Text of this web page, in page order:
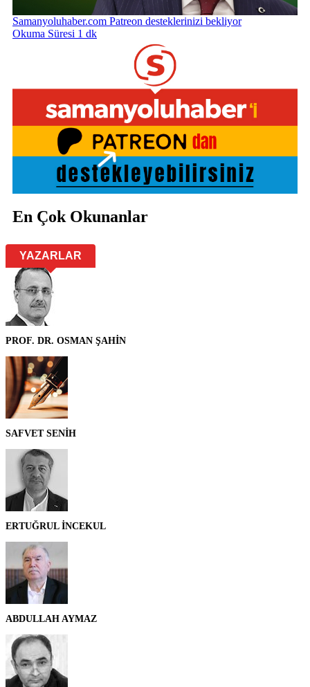
Samanyoluhaber.com Patreon desteklerinizi bekliyor
Okuma Süresi 1 dk
En Çok Okunanlar
YAZARLAR
PROF. DR. OSMAN ŞAHİN
SAFVET SENİH
ERTUĞRUL İNCEKUL
ABDULLAH AYMAZ